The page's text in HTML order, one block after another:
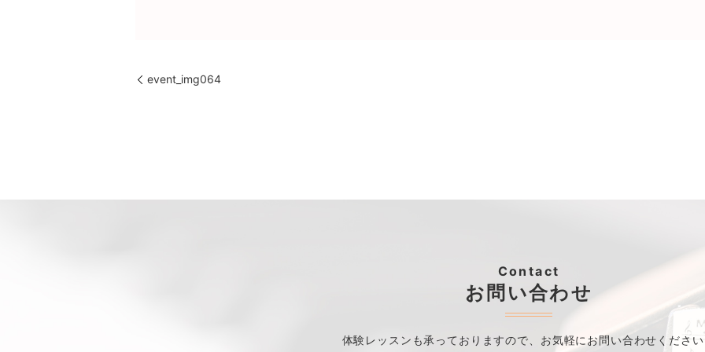
event_img064
Contact
お問い合わせ
体験レッスンも承っておりますので、 お気軽にお問い合わせくださ